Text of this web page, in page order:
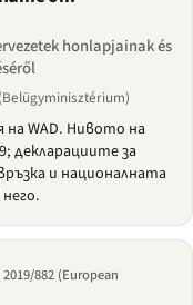
honlapjainak és
на WAD. Нивото на
декларациите за
и националната
882 (European